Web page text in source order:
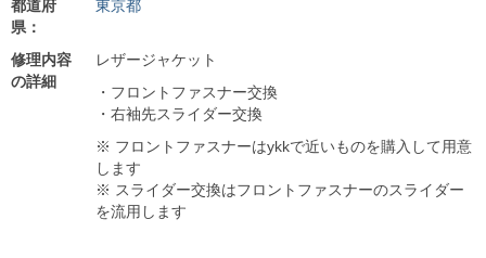
都道府
県：
東京都
修理内容
の詳細
レザージャケット
・フロントファスナー交換
・右袖先スライダー交換
※ フロントファスナーはykkで近いものを購入して用意
します
※ スライダー交換はフロントファスナーのスライダー
を流用します